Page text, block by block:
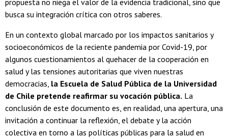
propuesta no niega el valor de la evidencia tradicional, sino que
busca su integración crítica con otros saberes.
En un contexto global marcado por los impactos sanitarios y
socioeconómicos de la reciente pandemia por Covid-19, por
algunos cuestionamientos al quehacer de la cooperación en
salud y las tensiones autoritarias que viven nuestras
democracias, la Escuela de Salud Pública de la Universidad
de Chile pretende reafirmar su vocación pública. La
conclusión de este documento es, en realidad, una apertura, una
invitación a continuar la reflexión, el debate y la acción
colectiva en torno a las políticas públicas para la salud en